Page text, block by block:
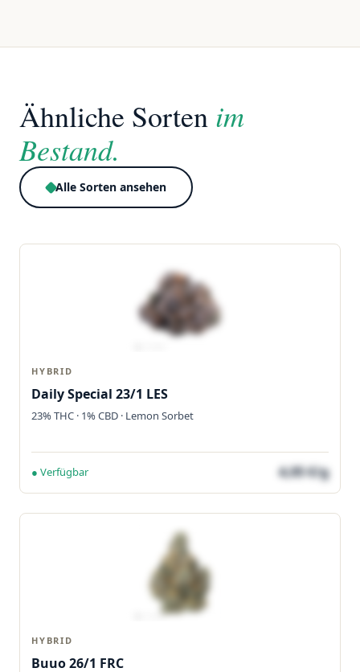
Ähnliche Sorten im
Bestand.
Alle Sorten ansehen
HYBRID
Daily Special 23/1 LES
23% THC · 1% CBD · Lemon Sorbet
● Verfügbar 4,05 €/g
HYBRID
Buuo 26/1 FRC